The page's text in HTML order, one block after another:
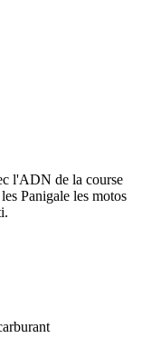
l'ADN de la course
Panigale les motos